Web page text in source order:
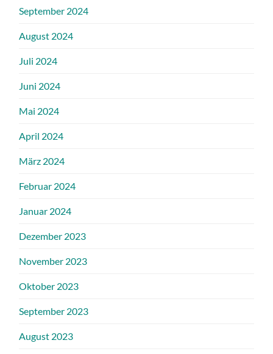
September 2024
August 2024
Juli 2024
Juni 2024
Mai 2024
April 2024
März 2024
Februar 2024
Januar 2024
Dezember 2023
November 2023
Oktober 2023
September 2023
August 2023